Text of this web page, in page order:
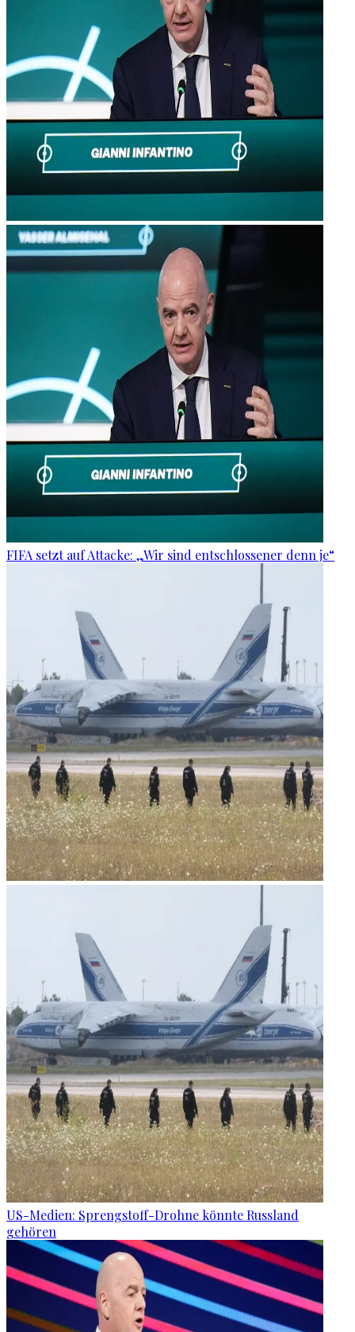
FIFA setzt auf Attacke: „Wir sind entschlossener denn je“
US-Medien: Sprengstoff-Drohne könnte Russland
gehören